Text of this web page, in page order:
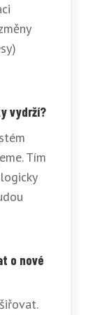
vydrží?
Tím
o nové